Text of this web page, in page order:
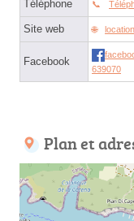
Téléphone
Site web
Facebook
639070
Plan et